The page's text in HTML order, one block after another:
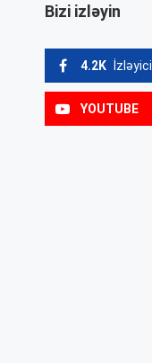
Bizi izləyin
4.2K İzləyici
YOUTUBE